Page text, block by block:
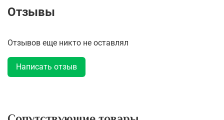
Отзывы
Отзывов еще никто не оставлял
Написать отзыв